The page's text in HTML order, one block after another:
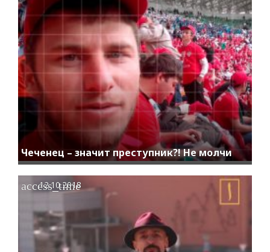
Чеченец – значит преступник?! Не молчи
access_time
12.10.2018